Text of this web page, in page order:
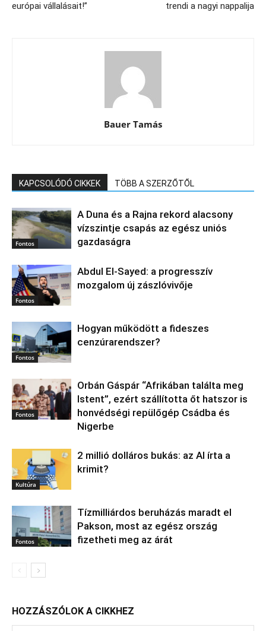
európai vállalásait!”
trendi a nagyi nappalija
Bauer Tamás
KAPCSOLÓDÓ CIKKEK TÖBB A SZERZŐTŐL
Fontos
A Duna és a Rajna rekord alacsony
vízszintje csapás az egész uniós
gazdaságra
Fontos
Abdul El‑Sayed: a progresszív
mozgalom új zászlóvivője
Fontos
Hogyan működött a fideszes
cenzúrarendszer?
Fontos
Orbán Gáspár “Afrikában találta meg
Istent”, ezért szállította őt hatszor is
honvédségi repülőgép Csádba és
Nigerbe
Kultúra
2 millió dolláros bukás: az AI írta a
krimit?
Fontos
Tízmilliárdos beruházás maradt el
Pakson, most az egész ország
fizetheti meg az árát
HOZZÁSZÓLOK A CIKKHEZ